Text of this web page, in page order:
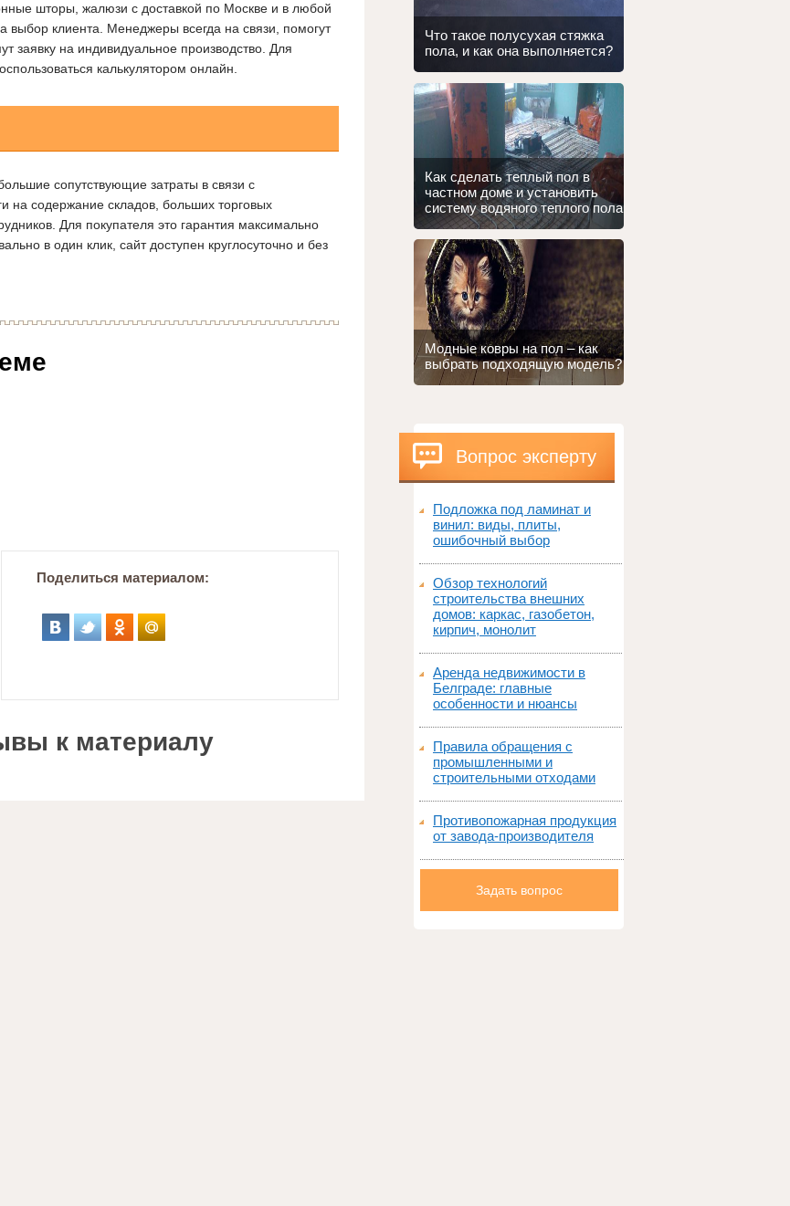
шторы, жалюзи с доставкой по Москве и в любой
выбор клиента. Менеджеры всегда на связи, помогут
заявку на индивидуальное производство. Для
калькулятором онлайн.
сопутствующие затраты в связи с
на содержание складов, больших торговых
Для покупателя это гарантия максимально
в один клик, сайт доступен круглосуточно и без
Поделиться материалом:
к материалу
Что такое полусухая стяжка
пола, и как она выполняется?
Как сделать теплый пол в
частном доме и установить
систему водяного теплого пола
Модные ковры на пол – как
выбрать подходящую модель?
Вопрос эксперту
Подложка под ламинат и
винил: виды, плиты,
ошибочный выбор
Обзор технологий
строительства внешних
домов: каркас, газобетон,
кирпич, монолит
Аренда недвижимости в
Белграде: главные
особенности и нюансы
Правила обращения с
промышленными и
строительными отходами
Противопожарная продукция
от завода-производителя
Задать вопрос